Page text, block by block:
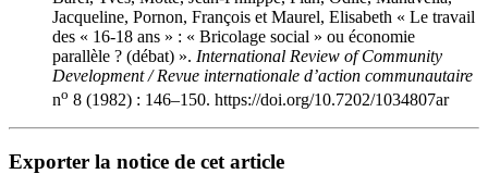
Jacqueline, Pornon, François et Maurel, Elisabeth « Le travail
des « 16-18 ans » : « Bricolage social » ou économie
parallèle ? (débat) ». International Review of Community
Development / Revue internationale d’action communautaire
no 8 (1982) : 146–150. https://doi.org/10.7202/1034807ar
Exporter la notice de cet article